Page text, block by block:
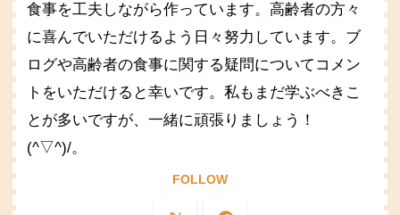
食事を工夫しながら作っています。高齢者の方々
に喜んでいただけるよう日々努力しています。ブ
ログや高齢者の食事に関する疑問についてコメン
トをいただけると幸いです。私もまだ学ぶべきこ
とが多いですが、一緒に頑張りましょう！
(^▽^)/。
FOLLOW